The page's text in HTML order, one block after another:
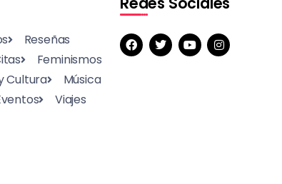
Reseñas
Feminismos
Cultura
Música
Viajes